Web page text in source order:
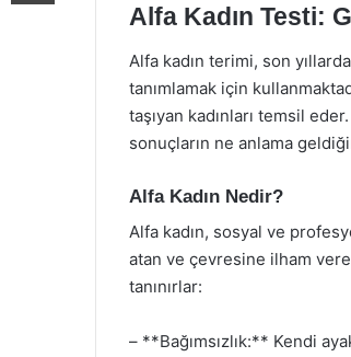
Alfa Kadın Testi:
Alfa kadın terimi, son
tanımlamak için
taşıyan kadınları temsil
sonuçların ne anlama
Alfa Kadın Nedir?
Alfa kadın, sosyal ve
atan ve çevresine ilham
tanınırlar:
– **Bağımsızlık:** Kendi